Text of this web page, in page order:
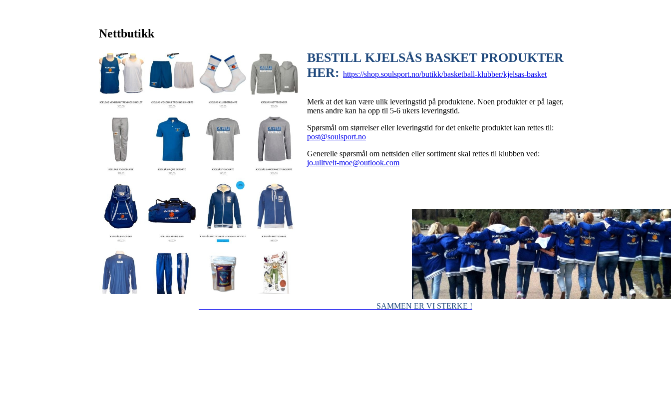
Nettbutikk
BESTILL KJELSÅS BASKET PRODUKTER
HER: https://shop.soulsport.no/butikk/basketball-klubber/kjelsas-basket
Merk at det kan være ulik leveringstid på produktene. Noen produkter er på lager,
mens andre kan ha opp til 5-6 ukers leveringstid.
Spørsmål om størrelser eller leveringstid for det enkelte produktet kan rettes til:
post@soulsport.no
Generelle spørsmål om nettsiden eller sortiment skal rettes til klubben ved:
jo.ulltveit-moe@outlook.com
SAMMEN ER VI STERKE !